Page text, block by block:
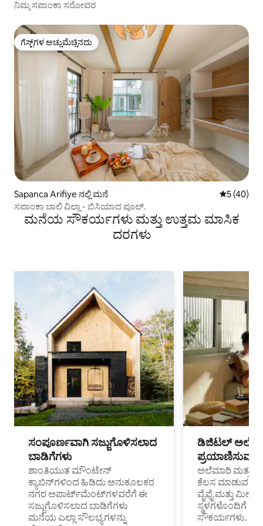
ನಿಮ್ಮ ಸಪಾಂಕಾ ಸರೋವರ
ಗೆಸ್ಟ್‌ಗಳ ಅಚ್ಚುಮೆಚ್ಚಿನದು
ಗೆಸ್ಟ್‌ಗಳ ಅಚ್ಚುಮೆಚ್ಚಿನದು
Sapanca Arifiye ನಲ್ಲಿ ಮನೆ 5 ರಲ್ಲಿ 5
5 (40)
ಸಪಾಂಕಾ ಬಾಲಿ ವಿಲ್ಲಾ - ಬಿಸಿಯಾದ ಪೂಲ್.
ಮನೆಯ ಸೌಕರ್ಯಗಳು ಮತ್ತು ಉತ್ತಮ ಮಾಸಿಕ
ದರಗಳು
ಸಂಪೂರ್ಣವಾಗಿ ಸಜ್ಜುಗೊಳಿಸಲಾದ
ಬಾಡಿಗೆಗಳು
ಶಾಂತಿಯುತ ಮೌಂಟೇನ್
ಕ್ಯಾಬಿನ್‌ಗಳಿಂದ ಹಿಡಿದು ಅನುಕೂಲಕರ
ನಗರ ಅಪಾರ್ಟ್‌ಮೆಂಟ್‌ಗಳವರೆಗೆ ಈ
ಸಜ್ಜುಗೊಳಿಸಲಾದ ಬಾಡಿಗೆಗಳು
ಮನೆಯ ಎಲ್ಲಾ ಸೌಲಭ್ಯಗಳನ್ನು
ಡಿಜಿಟಲ್
ಪ್ರಯಾಣಿಸುವ
ಅಲೆಮಾರಿ ಮತ್ತು
ಕೆಲಸ ಮಾಡುವ
ವೈಫೈ ಮತ್ತು
ಸ್ಥಳಗಳೊಂದಿಗೆ
ಸೌಕರ್ಯಗಳು.